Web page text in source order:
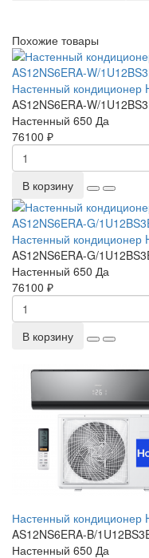
Похожие товары
Настенный кондиционер
AS12NS6ERA-W/
Настенный 650 Да
76100 ₽
В корзину
Настенный кондиционер
AS12NS6ERA-G/
Настенный 650 Да
76100 ₽
В корзину
Настенный кондиционер
AS12NS6ERA-B/
Настенный 650 Да